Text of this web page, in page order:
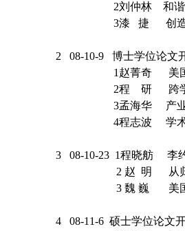
2刘仲林 和谐文
3漆 捷 创造思维
2 08-10-9 博士学
1赵菁奇 美国环
2程 研 跨学科视
3孟海华 产业技
4程志波 学术主
3 08-10-23 1程晓
2 赵 明 从归纳
3 魏 巍 美国国家
4 08-11-6 硕士学